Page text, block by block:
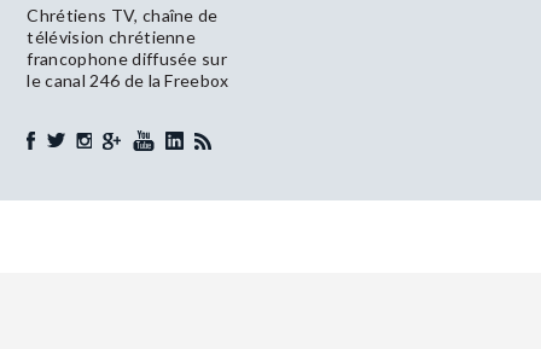
Chrétiens TV, chaîne de
télévision chrétienne
francophone diffusée sur
le canal 246 de la Freebox